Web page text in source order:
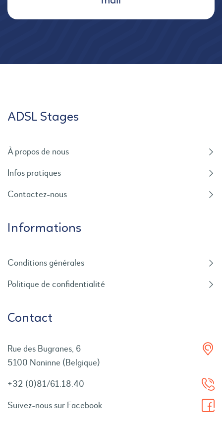
ADSL Stages
À propos de nous
Infos pratiques
Contactez-nous
Informations
Conditions générales
Politique de confidentialité
Contact
Rue des Bugranes, 6
5100 Naninne (Belgique)
+32 (0)81/61.18.40
Suivez-nous sur Facebook